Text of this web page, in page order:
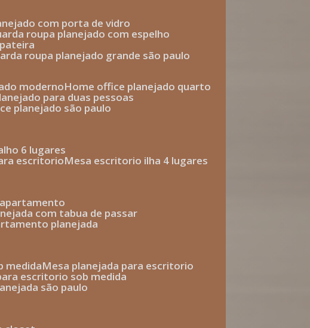
com porta de vidro
roupa planejado com espelho
roupa planejado grande são paulo
moderno home office planejado quarto
para duas pessoas
planejado são paulo
6 lugares
escritorio mesa escritorio ilha 4 lugares
com tabua de passar
planejada
medida mesa planejada para escritorio
para escritorio sob medida
são paulo